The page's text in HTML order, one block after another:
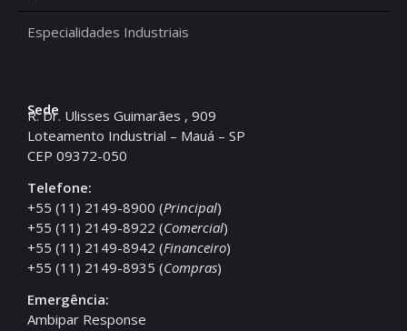
Especialidades Industriais
Sede
R. Dr. Ulisses Guimarães , 909
Loteamento Industrial – Mauá – SP
CEP 09372-050
Telefone:
+55 (11) 2149-8900 (Principal)
+55 (11) 2149-8922 (Comercial)
+55 (11) 2149-8942 (Financeiro)
+55 (11) 2149-8935 (Compras)
Emergência:
Ambipar Response